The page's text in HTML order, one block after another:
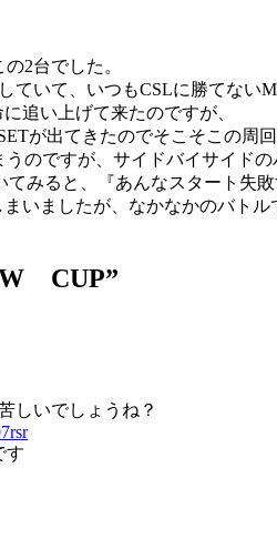
2台でした。
ていて、いつもCSLに勝てない
追い上げて来たのですが、
が出てきたのでそこそこの周回
のですが、サイドバイサイドの
みると、『あんなスタート失
いましたが、なかなかのバトル
CUP”
しいでしょうね？
す